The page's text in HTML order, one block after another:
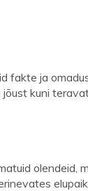
fakte ja
kuni
olendeid,